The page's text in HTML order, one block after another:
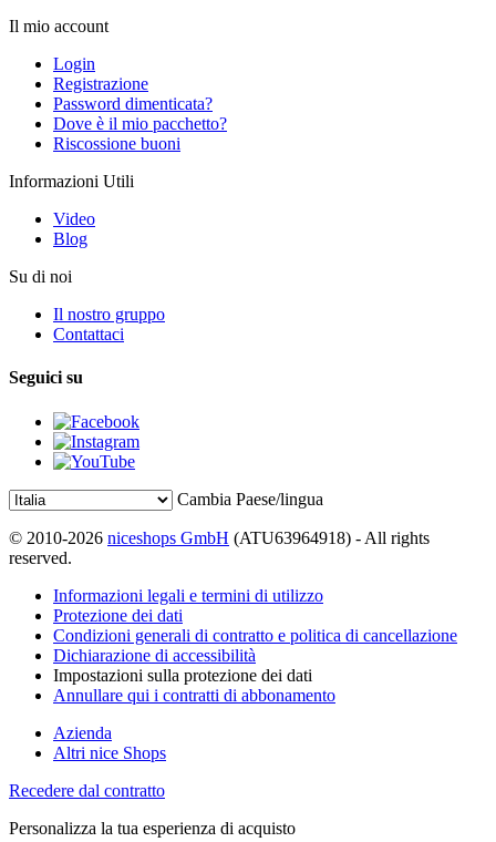
Il mio account
Login
Registrazione
Password dimenticata?
Dove è il mio pacchetto?
Riscossione buoni
Informazioni Utili
Video
Blog
Su di noi
Il nostro gruppo
Contattaci
Seguici su
Cambia Paese/lingua
© 2010-2026 niceshops GmbH (ATU63964918) - All rights
reserved.
Informazioni legali e termini di utilizzo
Protezione dei dati
Condizioni generali di contratto e politica di cancellazione
Dichiarazione di accessibilità
Impostazioni sulla protezione dei dati
Annullare qui i contratti di abbonamento
Azienda
Altri nice Shops
Recedere dal contratto
Personalizza la tua esperienza di acquisto